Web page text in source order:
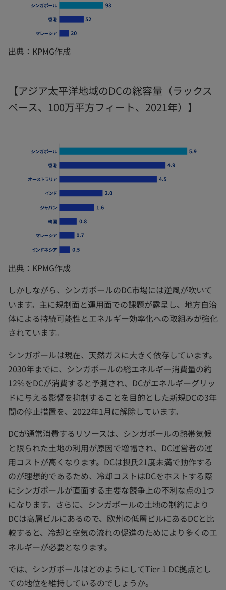
出典：KPMG作成
【アジア太平洋地域のDCの総容量（ラックス
ペース、100万平方フィート、2021年）】
出典：KPMG作成
しかしながら、シンガポールのDC市場には逆風が吹いて
います。主に規制面と運用面での課題が露呈し、地方自治
体による持続可能性とエネルギー効率化への取組みが強化
されています。
シンガポールは現在、天然ガスに大きく依存しています。
2030年までに、シンガポールの総エネルギー消費量の約
12%をDCが消費すると予測され、DCがエネルギーグリッ
ドに与える影響を抑制することを目的とした新規DCの3年
間の停止措置を、2022年1月に解除しています。
DCが通常消費するリソースは、シンガポールの熱帯気候
と限られた土地の利用が原因で増幅され、DC運営者の運
用コストが高くなります。DCは摂氏21度未満で動作する
のが理想的であるため、冷却コストはDCをホストする際
にシンガポールが直面する主要な競争上の不利な点の1つ
になります。さらに、シンガポールの土地の制約により
DCは高層ビルにあるので、欧州の低層ビルにあるDCと比
較すると、冷却と空気の流れの促進のためにより多くのエ
ネルギーが必要となります。
では、シンガポールはどのようにしてTier 1 DC拠点とし
ての地位を維持しているのでしょうか。